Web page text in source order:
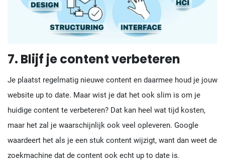
7. Blijf je content verbeteren
Je plaatst regelmatig nieuwe content en daarmee houd je jouw
website up to date. Maar wist je dat het ook slim is om je
huidige content te verbeteren? Dat kan heel wat tijd kosten,
maar het zal je waarschijnlijk ook veel opleveren. Google
waardeert het als je een stuk content wijzigt, want dan weet de
zoekmachine dat de content ook echt up to date is.